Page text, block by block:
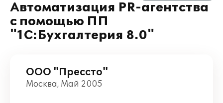
Автоматизация PR-агентства
с помощью ПП
"1С:Бухгалтерия 8.0"
ООО "Пресcто"
Москва, Май 2005